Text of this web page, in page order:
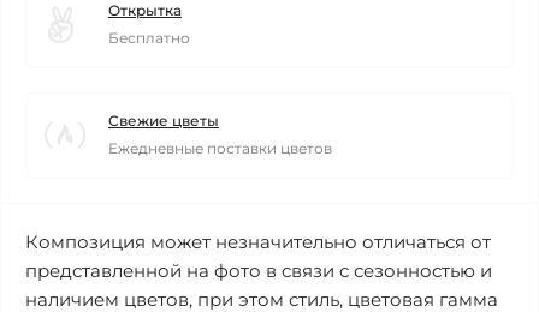
Открытка
Бесплатно
Свежие цветы
Ежедневные поставки цветов
Композиция может незначительно отличаться от
представленной на фото в связи с сезонностью и
наличием цветов, при этом стиль, цветовая гамма